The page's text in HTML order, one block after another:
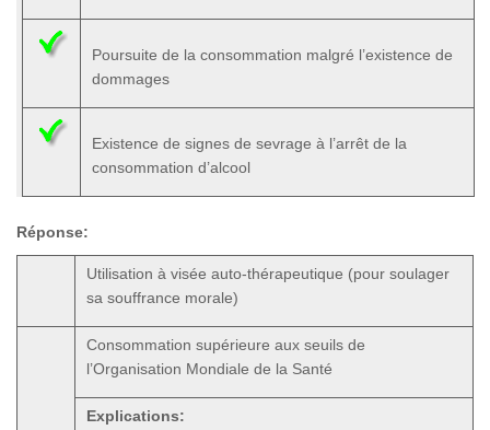
Poursuite de la consommation malgré l’existence de
dommages
Existence de signes de sevrage à l’arrêt de la
consommation d’alcool
Réponse:
Utilisation à visée auto-thérapeutique (pour soulager
sa souffrance morale)
Consommation supérieure aux seuils de
l’Organisation Mondiale de la Santé
Explications: